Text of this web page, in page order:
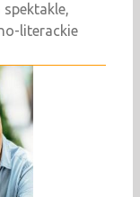
literackie